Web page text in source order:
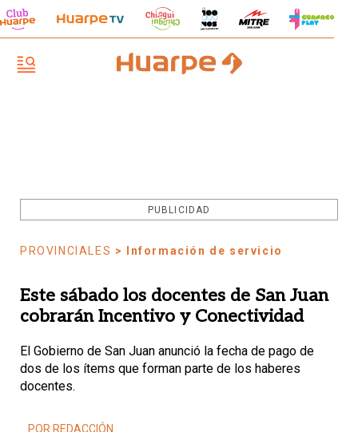
PUBLICIDAD
PROVINCIALES > Información de servicio
Este sábado los docentes de San Juan
cobrarán Incentivo y Conectividad
El Gobierno de San Juan anunció la fecha de pago de
dos de los ítems que forman parte de los haberes
docentes.
POR REDACCIÓN